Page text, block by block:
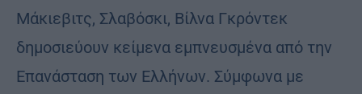
Μάκιεβιτς, Σλαβόσκι, Βίλνα Γκρόντεκ
δημοσιεύουν κείμενα εμπνευσμένα από την
Επανάσταση των Ελλήνων. Σύμφωνα με